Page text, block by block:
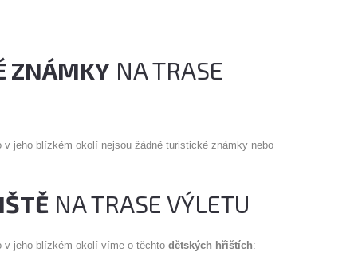
ZNÁMKY NA TRASE
v jeho blízkém okolí nejsou žádné turistické známky nebo
NA TRASE VÝLETU
v jeho blízkém okolí víme o těchtodětských hřištích: